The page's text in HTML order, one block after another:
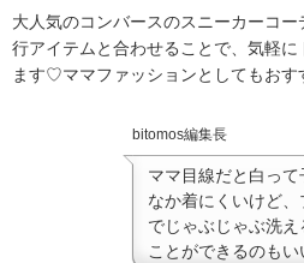
大人気のコンバースのスニーカーコ
行アイテムと合わせることで、気軽
ます♡ママファッションとしてもおす
bitomos編集長
ママ目線だと白っ
なか着にくいけど
でじゃぶじゃぶ洗
ことができるのもい